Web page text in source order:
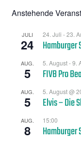
Anstehende
JULI
24
24. Juli -23.
Hamburger
AUG.
5
5. August-9.
FIVB Pro
AUG.
5
5. August @
Elvis – Die
AUG.
8
15:00
Hamburger